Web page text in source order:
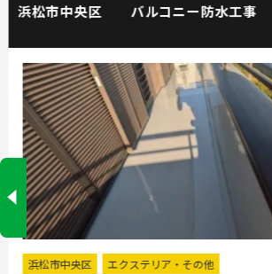
掛川市 流し台水栓取替工事
掛川市 水回りリフォーム